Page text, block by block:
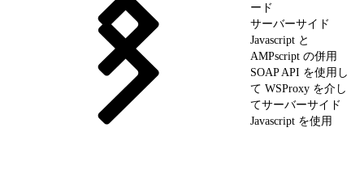
ード
サーバーサイド
Javascript と
AMPscript の併用
SOAP API を使用し
て WSProxy を介し
てサーバーサイド
Javascript を使用